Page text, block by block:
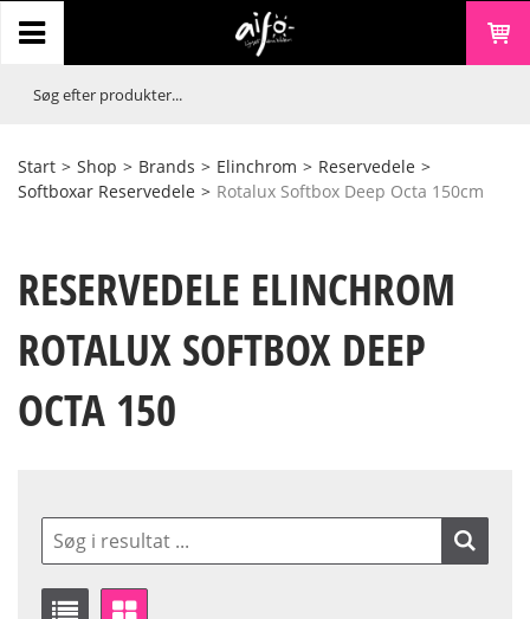
Start > Shop > Brands > Elinchrom > Reservedele >
Softboxar Reservedele > Rotalux Softbox Deep Octa 150cm
RESERVEDELE ELINCHROM
ROTALUX SOFTBOX DEEP
OCTA 150